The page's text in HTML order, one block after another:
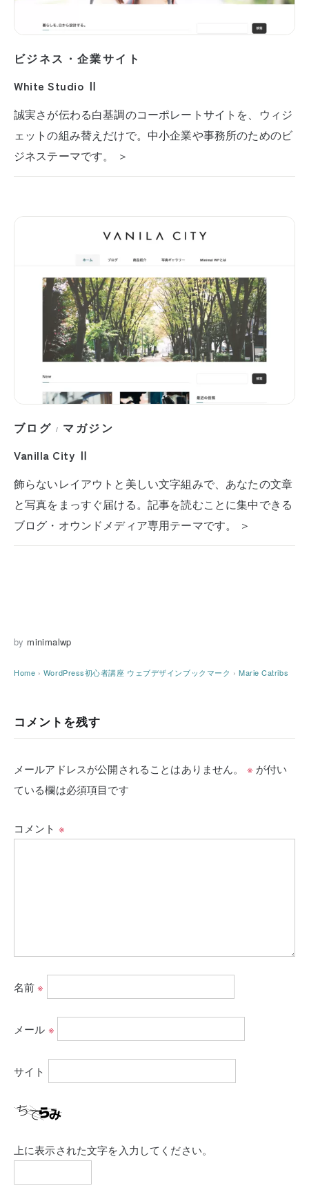
ビジネス・企業サイト
White Studio Ⅱ
誠実さが伝わる白基調のコーポレートサイトを、ウィジ
ェットの組み替えだけで。中小企業や事務所のためのビ
ジネステーマです。 ＞
ブログ / マガジン
Vanilla City Ⅱ
飾らないレイアウトと美しい文字組みで、あなたの文章
と写真をまっすぐ届ける。記事を読むことに集中できる
ブログ・オウンドメディア専用テーマです。 ＞
by minimalwp
Home › WordPress初心者講座 ウェブデザインブックマーク › Marie Catribs
コメントを残す
メールアドレスが公開されることはありません。 ※ が付い
ている欄は必須項目です
コメント ※
名前※
メール ※
サイト
上に表示された文字を入力してください。